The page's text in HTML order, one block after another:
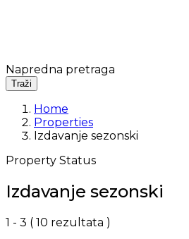
Napredna pretraga
Traži
Home
Properties
Izdavanje sezonski
Property Status
Izdavanje sezonski
1 - 3 ( 10 rezultata )